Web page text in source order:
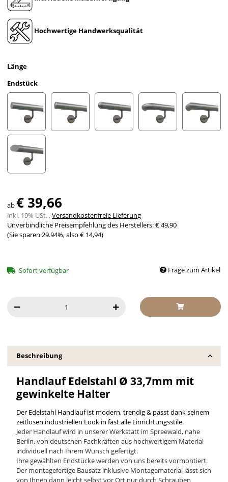
Hochwertige Handwerksqualität
Länge
Endstück
gerade Kappe
ab€ 39,66
inkl. 19% USt. ,Versandkostenfreie Lieferung
Unverbindliche Preisempfehlung des Herstellers:€ 49,90
(Sie sparen 29.94%, also € 14,94)
Sofort verfügbar Frage zum Artikel
Beschreibung
Handlauf Edelstahl Ø 33,7mm mit
gewinkelte Halter
Der Edelstahl Handlauf ist modern, trendig & passt dank seinem
zeitlosen industriellen Look in fast alle Einrichtungsstile.
Jeder Handlauf wird in unserer Werkstatt im Spreewald, nahe
Berlin, von deutschen Fachkräften aus hochwertigem Material
individuell nach Ihrem Wunsch gefertigt.
Ihre gewählten Endstücke werden von uns bereits vormontiert.
Der montagefertige Bausatz inklusive Montagematerial lässt sich
von Ihnen dann leicht selbst vor Ort nur durch Schrauben